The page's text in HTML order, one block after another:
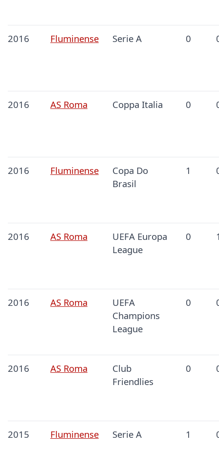
2016 Fluminense Serie A 0
2016 AS Roma Coppa Italia 0
2016 Fluminense
Copa Do
Brasil
1
2016 AS Roma
UEFA Europa
League
0
2016 AS Roma
UEFA
Champions
League
0
2016 AS Roma
Club
Friendlies
0
2015 Fluminense Serie A 1